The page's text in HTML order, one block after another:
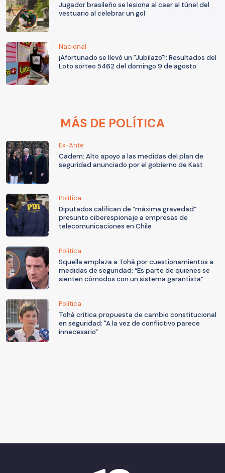
Jugador brasileño se lesiona al caer al túnel del
vestuario al celebrar un gol
Nacional
¡Afortunado se llevó un "Jubilazo"!: Resultados del
Loto sorteo 5462 del domingo 9 de agosto
MÁS DE POLÍTICA
Ex-Ante
Cadem: Alto apoyo a las medidas del plan de
seguridad anunciado por el gobierno de Kast
Política
Diputados califican de “máxima gravedad”
presunto ciberespionaje a empresas de
telecomunicaciones en Chile
Política
Squella emplaza a Tohá por cuestionamientos a
medidas de seguridad: “Es parte de quienes se
sienten cómodos con un sistema garantista”
Política
Tohá critica propuesta de cambio constitucional
en seguridad: "A la vez de conflictivo parece
innecesario"